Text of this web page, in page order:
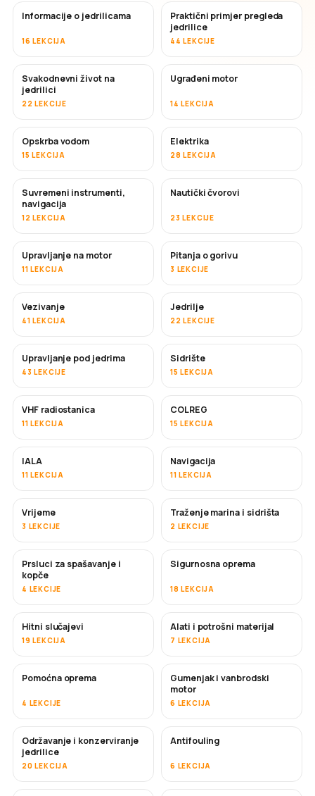
Informacije o jedrilicama
16 LEKCIJA
Praktični primjer pregleda
jedrilice
44 LEKCIJE
Svakodnevni život na
jedrilici
22 LEKCIJE
Ugrađeni motor
14 LEKCIJA
Opskrba vodom
15 LEKCIJA
Elektrika
28 LEKCIJA
Suvremeni instrumenti,
navigacija
12 LEKCIJA
Nautički čvorovi
23 LEKCIJE
Upravljanje na motor
11 LEKCIJA
Pitanja o gorivu
3 LEKCIJE
Vezivanje
41 LEKCIJA
Jedrilje
22 LEKCIJE
Upravljanje pod jedrima
43 LEKCIJE
Sidrište
15 LEKCIJA
VHF radiostanica
11 LEKCIJA
COLREG
15 LEKCIJA
IALA
11 LEKCIJA
Navigacija
11 LEKCIJA
Vrijeme
3 LEKCIJE
Traženje marina i sidrišta
2 LEKCIJE
Prsluci za spašavanje i
kopče
4 LEKCIJE
Sigurnosna oprema
18 LEKCIJA
Hitni slučajevi
19 LEKCIJA
Alati i potrošni materijal
7 LEKCIJA
Pomoćna oprema
4 LEKCIJE
Gumenjak i vanbrodski
motor
6 LEKCIJA
Održavanje i konzerviranje
jedrilice
20 LEKCIJA
USKORO
Antifouling
6 LEKCIJA